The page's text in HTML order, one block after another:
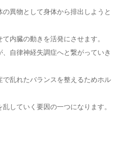
異物として身体から排出しようと
内臓の動きを活発にさせます。
自律神経失調症へと繋がっていき
で乱れたバランスを整えるためホル
していく要因の一つになります。